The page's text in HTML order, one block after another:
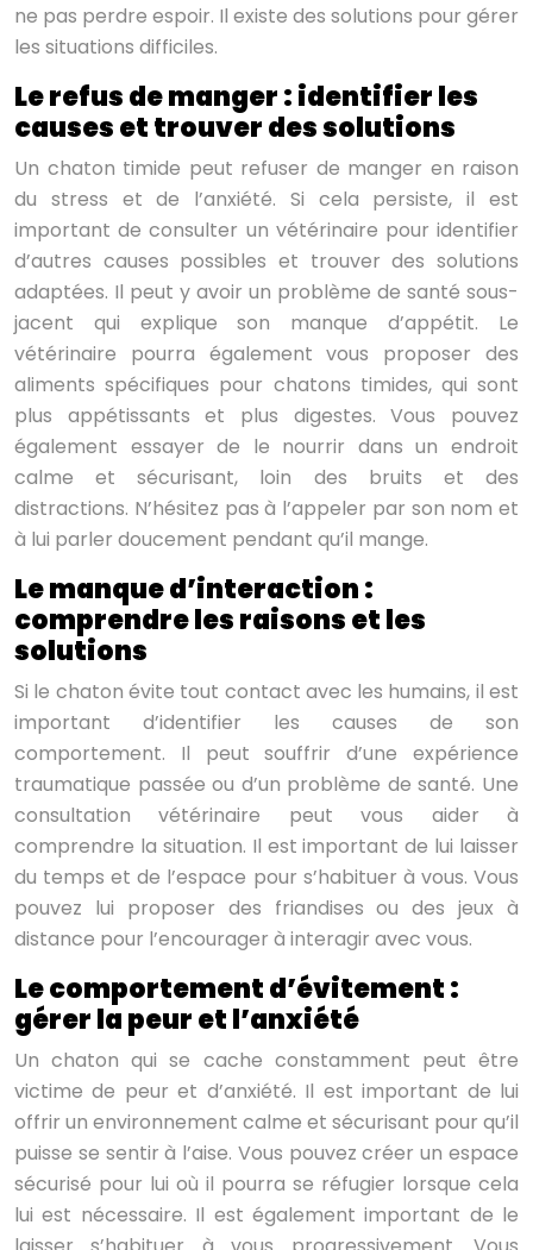
ne pas perdre espoir. Il existe des solutions pour gérer
les situations difficiles.
Le refus de manger : identifier les
causes et trouver des solutions
Un chaton timide peut refuser de manger en raison
du stress et de l’anxiété. Si cela persiste, il est
important de consulter un vétérinaire pour identifier
d’autres causes possibles et trouver des solutions
adaptées. Il peut y avoir un problème de santé sous-
jacent qui explique son manque d’appétit. Le
vétérinaire pourra également vous proposer des
aliments spécifiques pour chatons timides, qui sont
plus appétissants et plus digestes. Vous pouvez
également essayer de le nourrir dans un endroit
calme et sécurisant, loin des bruits et des
distractions. N’hésitez pas à l’appeler par son nom et
à lui parler doucement pendant qu’il mange.
Le manque d’interaction :
comprendre les raisons et les
solutions
Si le chaton évite tout contact avec les humains, il est
important d’identifier les causes de son
comportement. Il peut souffrir d’une expérience
traumatique passée ou d’un problème de santé. Une
consultation vétérinaire peut vous aider à
comprendre la situation. Il est important de lui laisser
du temps et de l’espace pour s’habituer à vous. Vous
pouvez lui proposer des friandises ou des jeux à
distance pour l’encourager à interagir avec vous.
Le comportement d’évitement :
gérer la peur et l’anxiété
Un chaton qui se cache constamment peut être
victime de peur et d’anxiété. Il est important de lui
offrir un environnement calme et sécurisant pour qu’il
puisse se sentir à l’aise. Vous pouvez créer un espace
sécurisé pour lui où il pourra se réfugier lorsque cela
lui est nécessaire. Il est également important de le